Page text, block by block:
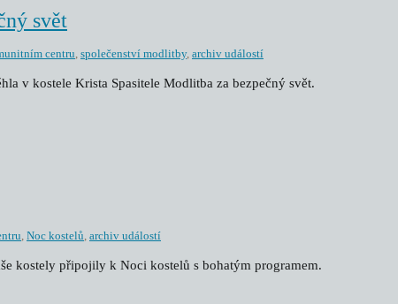
svět
centru, společenství modlitby, archiv událostí
v kostele Krista Spasitele Modlitba za bezpečný svět.
, Noc kostelů, archiv událostí
kostely připojily k Noci kostelů s bohatým programem.